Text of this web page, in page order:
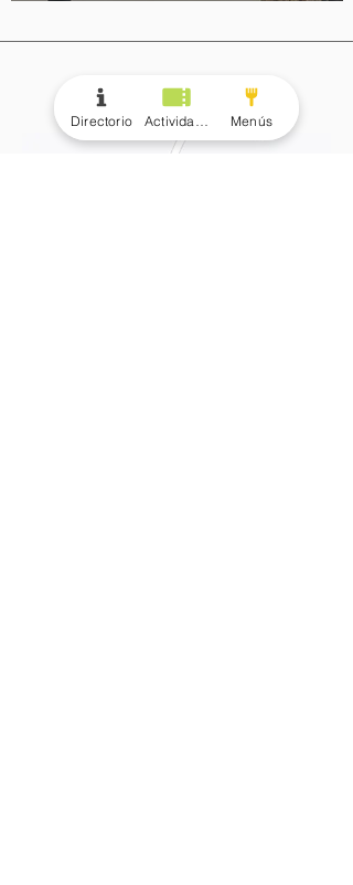
Mapa
Directorio Menús